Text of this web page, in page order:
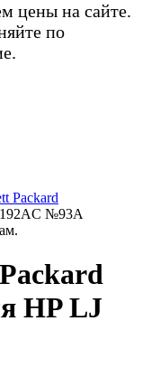
цены на сайте.
по
Packard
№93A
HP LJ